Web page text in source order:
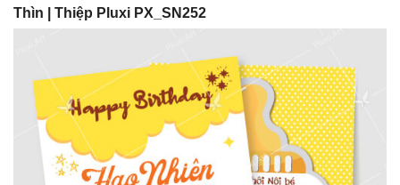
Thìn | Thiệp Pluxi PX_SN252